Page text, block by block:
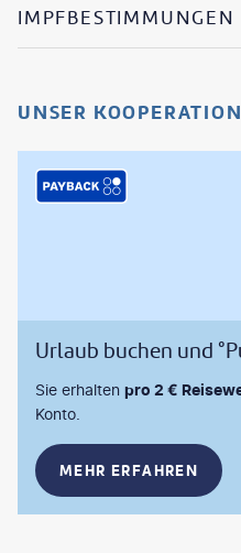
IMPFBESTIMMUNGEN
UNSER
Urlaub buchen und
Sie erhalten pro 2 €
Konto.
MEHR ERFAHREN